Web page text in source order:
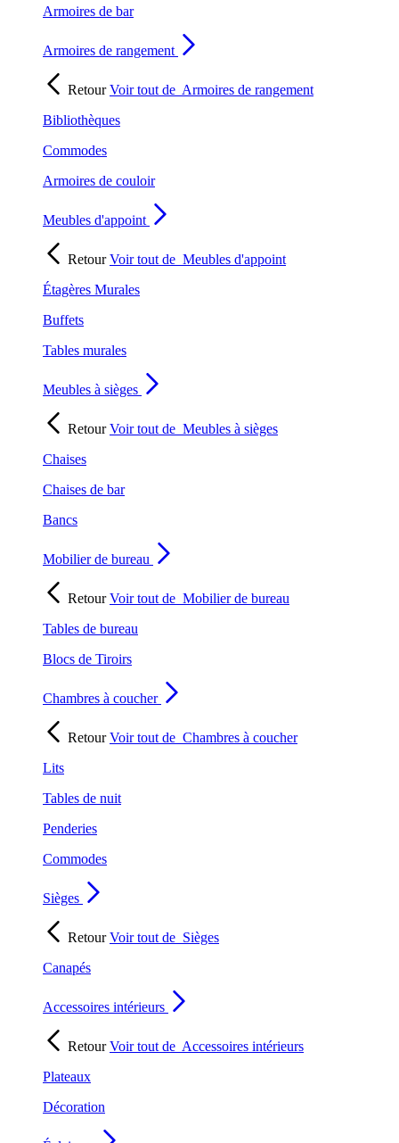
Armoires de bar
Armoires de rangement
RetourVoir tout de Armoires de rangement
Bibliothèques
Commodes
Armoires de couloir
Meubles d'appoint
RetourVoir tout de Meubles d'appoint
Étagères Murales
Buffets
Tables murales
Meubles à sièges
RetourVoir tout de Meubles à sièges
Chaises
Chaises de bar
Bancs
Mobilier de bureau
RetourVoir tout de Mobilier de bureau
Tables de bureau
Blocs de Tiroirs
Chambres à coucher
RetourVoir tout de Chambres à coucher
Lits
Tables de nuit
Penderies
Commodes
Sièges
RetourVoir tout de Sièges
Canapés
Accessoires intérieurs
RetourVoir tout de Accessoires intérieurs
Plateaux
Décoration